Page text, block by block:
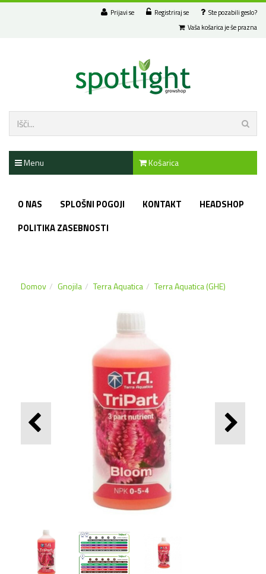
Prijavi se Registriraj se
Ste pozabili geslo?
Vaša košarica je še prazna
Menu Košarica
O NAS SPLOŠNI POGOJI KONTAKT
HEADSHOP
POLITIKA ZASEBNOSTI
Domov Gnojila Terra Aquatica Terra Aquatica (GHE)